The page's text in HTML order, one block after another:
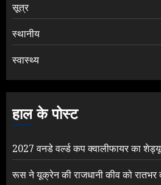
सूत्र
स्थानीय
स्वास्थ्य
हाल के पोस्ट
2027 वनडे वर्ल्ड कप क्वालीफायर का
रूस ने यूक्रेन की राजधानी कीव को रातभर